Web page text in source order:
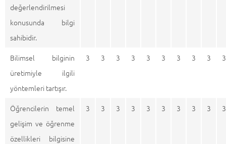
değerlendirilmesi
konusunda bilgi
sahibidir.
Bilimsel bilginin
üretimiyle ilgili
yöntemleri tartışır.
3 3 3 3 3 3 3 3 3 3
Öğrencilerin temel
gelişim ve öğrenme
özellikleri bilgisine
3 3 3 3 3 3 3 3 3 3